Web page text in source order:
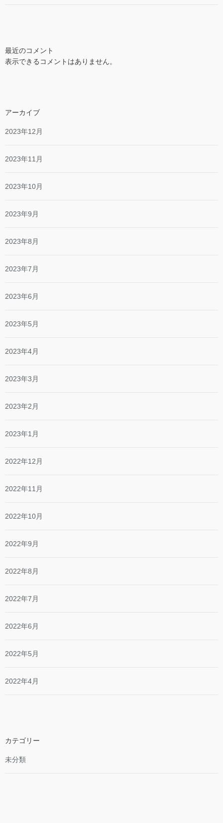
最近のコメント
表示できるコメントはありません。
アーカイブ
2023年12月
2023年11月
2023年10月
2023年9月
2023年8月
2023年7月
2023年6月
2023年5月
2023年4月
2023年3月
2023年2月
2023年1月
2022年12月
2022年11月
2022年10月
2022年9月
2022年8月
2022年7月
2022年6月
2022年5月
2022年4月
カテゴリー
未分類